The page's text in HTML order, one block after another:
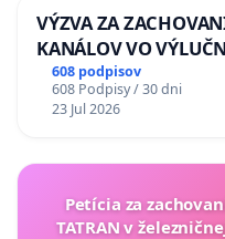
VÝZVA ZA
KANÁLOV VO
KONTROLOU
na riešenie
odvodňovacích
608 podpisov
608 Podpisy / 30 dni
23 Jul 2026
Petícia za
TATRAN v